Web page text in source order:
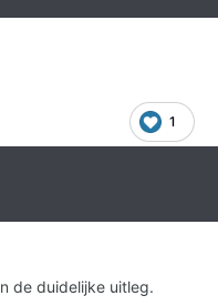
1
de duidelijke uitleg.